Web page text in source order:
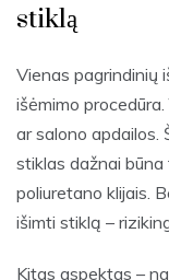
stiklą
Vienas pagrindinių
išėmimo
ar salono apdailos.
stiklas dažnai
poliuretano klijais.
išimti stiklą –
Kitas aspektas –